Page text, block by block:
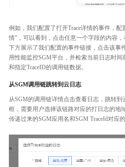
例如，我们配置了打开Trace详情的事件，
情”，可以看到，点击任意一个字段的内容
下方展示了我们配置的事件链接，点击该事
用性能监控SGM平台，并检索当前日志时
和指定TraceID的调用链数据。
从SGM调用链跳转到云日志
从SGM的调用链详情点击查看日志，跳转
框，需要用户选择该链路对应的打日志的地
传递过来的SGM应用名和SGM TraceId对应的